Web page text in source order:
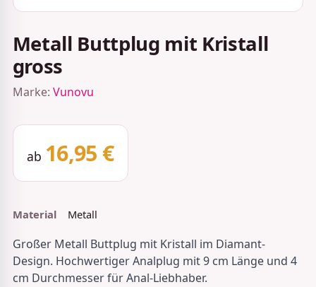
Metall Buttplug mit Kristall
gross
Marke: Vunovu
ab 16,95 €
Material Metall
Großer Metall Buttplug mit Kristall im Diamant-
Design. Hochwertiger Analplug mit 9 cm Länge und 4
cm Durchmesser für Anal-Liebhaber.